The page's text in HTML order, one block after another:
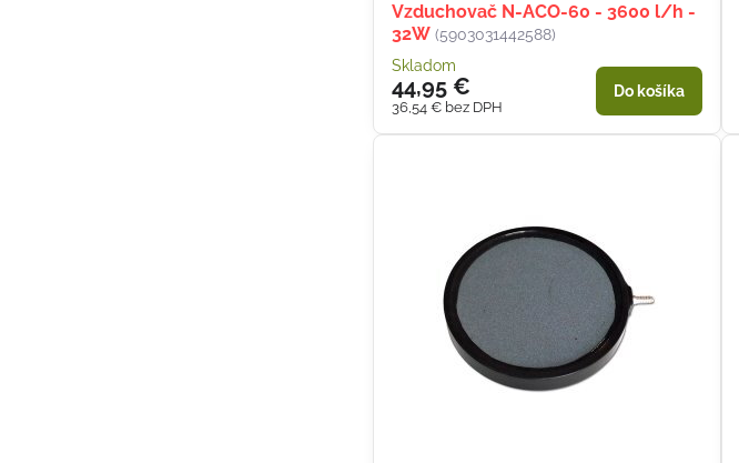
Vzduchovač N-ACO-60 - 3600 l/h -
32W (5903031442588)
Skladom
44,95 €
36,54 € bez DPH
Do košíka